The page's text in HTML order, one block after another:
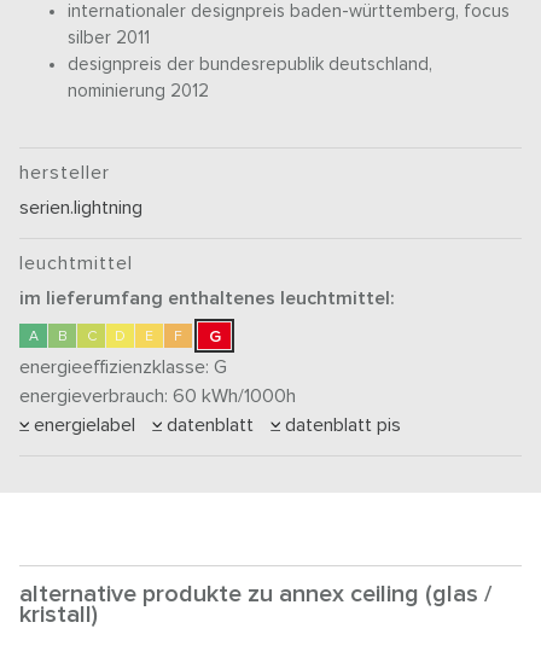
internationaler designpreis baden-württemberg, focus
silber 2011
designpreis der bundesrepublik deutschland,
nominierung 2012
hersteller
serien.lightning
leuchtmittel
im lieferumfang enthaltenes leuchtmittel:
A B C D E F G
energieeffizienzklasse:G
energieverbrauch: 60 kWh/1000h
energielabel
datenblatt datenblatt pis
alternative produkte zu annex ceiling (glas /
kristall)